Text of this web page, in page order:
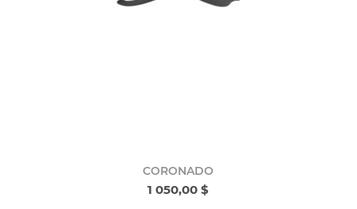
CORONADO
1 050,00 $